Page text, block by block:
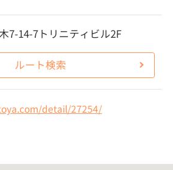
7-14-7トリニティビル2F
ルート検索
detail/27254/